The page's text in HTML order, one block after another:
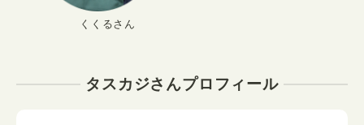
くくるさん
タスカジさんプロフィール